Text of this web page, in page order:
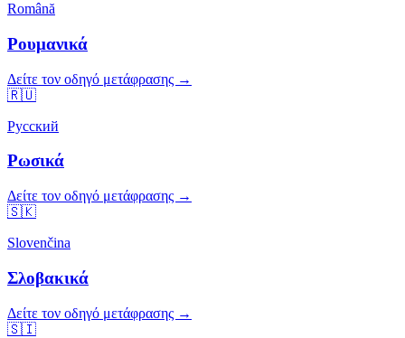
Română
Ρουμανικά
Δείτε τον οδηγό μετάφρασης →
🇷🇺
Русский
Ρωσικά
Δείτε τον οδηγό μετάφρασης →
🇸🇰
Slovenčina
Σλοβακικά
Δείτε τον οδηγό μετάφρασης →
🇸🇮